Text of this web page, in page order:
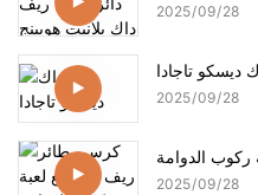
2025 09 28
ديسكو تاجادا
2025 09 28
الدوامة
2025 09 28